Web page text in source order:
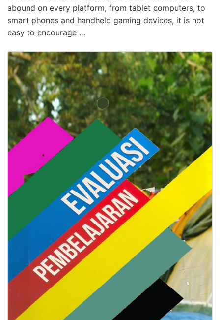
abound on every platform, from tablet computers, to
smart phones and handheld gaming devices, it is not
easy to encourage …